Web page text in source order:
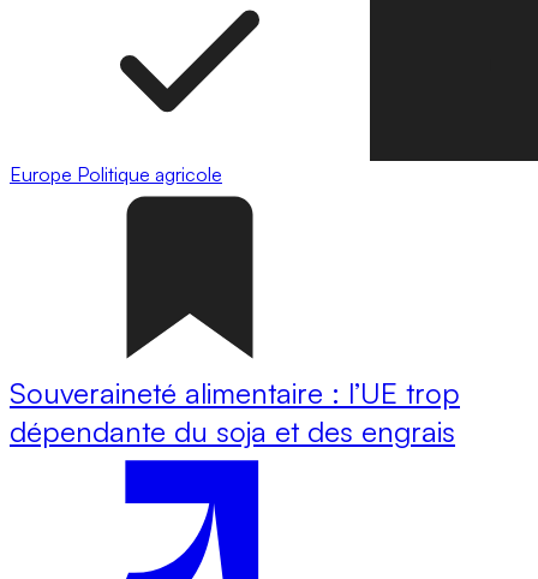
Europe Politique agricole
Souveraineté alimentaire : l’UE trop
dépendante du soja et des engrais